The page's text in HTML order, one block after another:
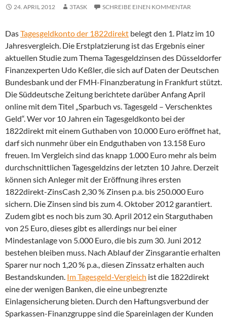
24. APRIL 2012 3TASK SCHREIBE EINEN KOMMENTAR
DasTagesgeldkonto der 1822direkt belegt den 1. Platz im 10
Jahresvergleich. Die Erstplatzierung ist das Ergebnis einer
aktuellen Studie zum Thema Tagesgeldzinsen des Düsseldorfer
Finanzexperten Udo Keßler, die sich auf Daten der Deutschen
Bundesbank und der FMH-Finanzberatung in Frankfurt stützt.
Die Süddeutsche Zeitung berichtete darüber Anfang April
online mit dem Titel „Sparbuch vs. Tagesgeld – Verschenktes
Geld“. Wer vor 10 Jahren ein Tagesgeldkonto bei der
1822direkt mit einem Guthaben von 10.000 Euro eröffnet hat,
darf sich nunmehr über ein Endguthaben von 13.158 Euro
freuen. Im Vergleich sind das knapp 1.000 Euro mehr als beim
durchschnittlichen Tagesgeldzins der letzten 10 Jahre. Derzeit
können sich Anleger mit der Eröffnung ihres ersten
1822direkt-ZinsCash 2,30 % Zinsen p.a. bis 250.000 Euro
sichern. Die Zinsen sind bis zum 4. Oktober 2012 garantiert.
Zudem gibt es noch bis zum 30. April 2012 ein Starguthaben
von 25 Euro, dieses gibt es allerdings nur bei einer
Mindestanlage von 5.000 Euro, die bis zum 30. Juni 2012
bestehen bleiben muss. Nach Ablauf der Zinsgarantie erhalten
Sparer nur noch 1,20 % p.a., diesen Zinssatz erhalten auch
Bestandskunden. Im Tagesgeld-Vergleich ist die 1822direkt
eine der wenigen Banken, die eine unbegrenzte
Einlagensicherung bieten. Durch den Haftungsverbund der
Sparkassen-Finanzgruppe sind die Spareinlagen der Kunden